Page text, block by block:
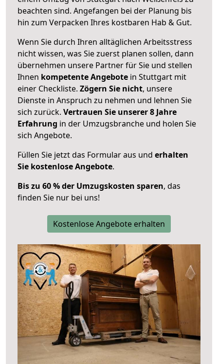
beachten sind. Angefangen bei der Planung bis
hin zum Verpacken Ihres kostbaren Hab & Gut.
Wenn Sie durch Ihren alltäglichen Arbeitsstress
nicht wissen, was Sie zuerst planen sollen, dann
übernehmen unsere Partner für Sie und stellen
Ihnen kompetente Angebote in Stuttgart mit
einer Checkliste. Zögern Sie nicht, unsere
Dienste in Anspruch zu nehmen und lehnen Sie
sich zurück. Vertrauen Sie unserer 8 Jahre
Erfahrung in der Umzugsbranche und holen Sie
sich Angebote.
Füllen Sie jetzt das Formular aus und erhalten
Sie kostenlose Angebote.
Bis zu 60 % der Umzugskosten sparen, das
finden Sie nur bei uns!
Kostenlose Angebote erhalten